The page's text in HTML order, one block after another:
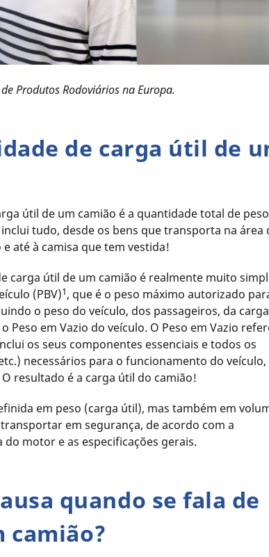
Produtos Rodoviários na Europa.
de carga útil de
útil de um camião é a quantidade total de
tudo, desde os bens que transporta na área
até à camisa que tem vestida!
carga útil de um camião é realmente muito
(PBV)1, que é o peso máximo autorizado
o peso do veículo, dos passageiros, da
Peso em Vazio do veículo. O Peso em Vazio
os seus componentes essenciais e todos os
necessários para o funcionamento do veículo,
resultado é a carga útil do camião!
em peso (carga útil), mas também em
em segurança, de acordo com a
motor e as especificações gerais.
quando se fala de
camião?